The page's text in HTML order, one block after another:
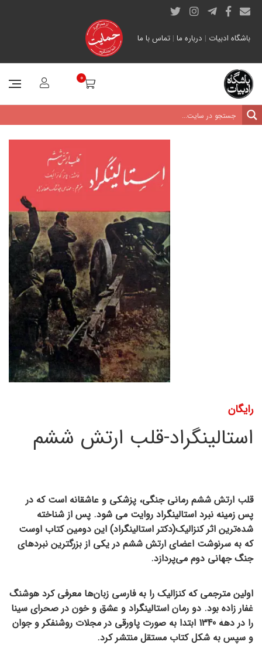
باشگاه ادبیات | درباره ما | تماس با ما
0
رایگان
استالینگراد-قلب ارتش ششم
قلب ارتش ششم رمانی جنگی، پزشکی و عاشقانه است که در
پس زمینه نبرد استالینگراد روایت می شود. پس از شناخته
شده‌ترین اثر کنزالیک(دکتر استالینگراد) این دومین کتاب اوست
که به سرنوشت اعضای ارتش ششم در یکی از بزرگترین نبردهای
جنگ جهانی دوم می‌پردازد.
اولین مترجمی که کنزالیک را به فارسی زبان‌ها معرفی کرد هوشنگ
غفار زاده بود. دو رمان استالینگراد و ع‍ش‍ق‌ و خ‍ون‌ در ص‍ح‍رای‌ س‍ی‍ن‍ا
را در دهۀ 1340 ابتدا به صورت پاورقی در مجلات روشنفکر و جوان
و سپس به شکل کتاب مستقل منتشر کرد.